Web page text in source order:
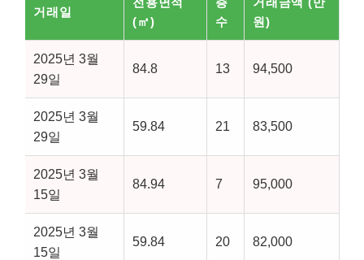
거래일
(㎡)
수
원)
2025년 3월
29일
84.8 13 94,500
2025년 3월
29일
59.84 21 83,500
2025년 3월
15일
84.94 7 95,000
2025년 3월
15일
59.84 20 82,000